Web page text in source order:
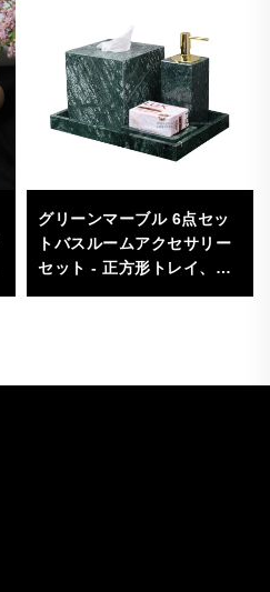
グリーンマーブル 6点セッ
トバスルームアクセサリー
セット - 正方形トレイ、ロ